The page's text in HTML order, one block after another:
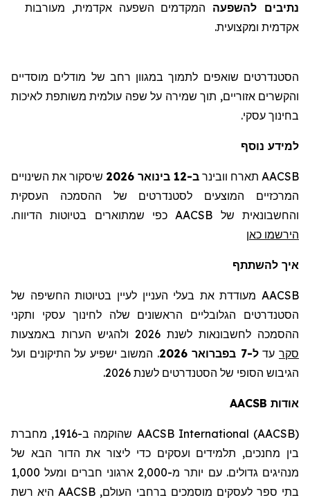
נתיבים להשפעה המקדמים השפעה אקדמית, מעורבות
אקדמית ומקצועית.
הסטנדרטים שואפים לתמוך במגוון רחב של מודלים מוסדיים
והקשרים אזוריים, תוך שמירה על שפה עולמית משותפת לאיכות
בחינוך עסקי.
למידע נוסף
AACSB תארח וובינר ב-12 בינואר 2026 שיסקור את השינויים
המרכזיים המוצעים לסטנדרטים של ההסמכה העסקית
והחשבונאית של AACSB
כפי שמתוארים בטיוטות הדיווח.
הירשמו כאן
איך להשתתף
AACSB מעודדת את בעלי העניין לעיין בטיוטות החשיפה של
הסטנדרטים הגלובליים הראשונים שלה לחינוך עסקי ותקני
ההסמכה לחשבונאות לשנת 2026 ולהגיש הערות באמצעות
סקרעדל-7 בפברואר 2026 . המשוב ישפיע על התיקונים ועל
הגיבוש הסופי של הסטנדרטים לשנת 2026.
אודות AACSB
AACSB International (AACSB) שהוקמה ב-1916,
מחברת
בין מחנכים, תלמידים ועסקים כדי ליצור את הדור הבא של
מנהיגים גדולים. עם יותר מ-2,000 ארגוני חברים ומעל 1,000
בתי ספר לעסקים מוסמכים ברחבי העולם, AACSBהיא רשת